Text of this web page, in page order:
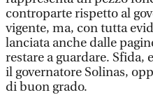
controparte rispetto al
vigente, ma, con tutta
lanciata anche dalle
restare a guardare. Sfida,
il governatore Solinas,
di buon grado.